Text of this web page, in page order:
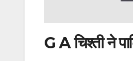
G A चिश्ती ने